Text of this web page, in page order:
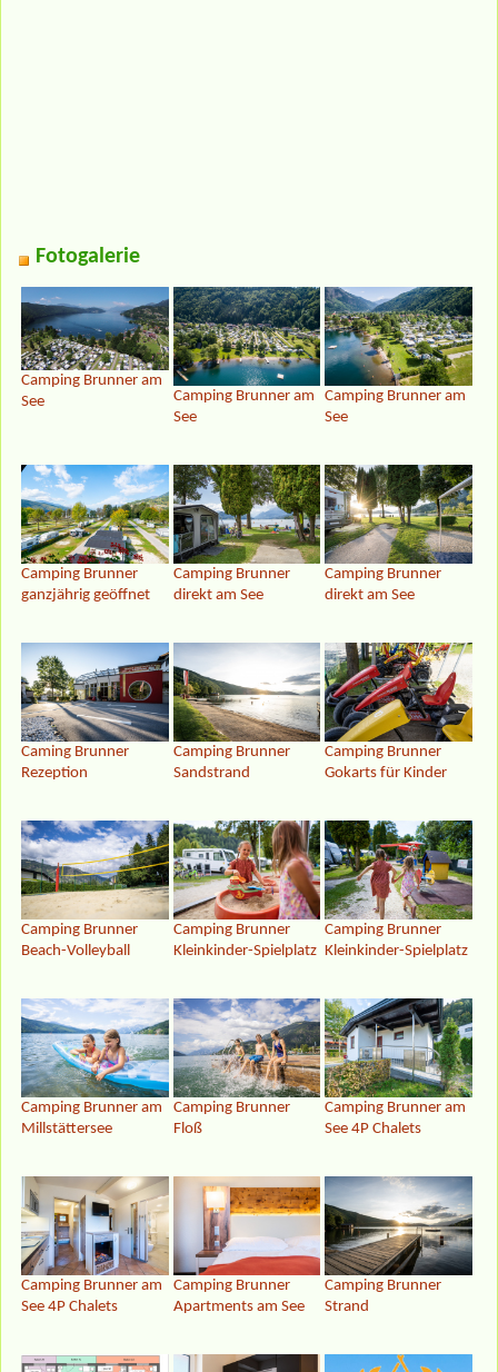
Fotogalerie
Camping Brunner am
See
Camping Brunner am
See
Camping Brunner am
See
Camping Brunner
ganzjährig geöffnet
Camping Brunner
direkt am See
Camping Brunner
direkt am See
Caming Brunner
Rezeption
Camping Brunner
Sandstrand
Camping Brunner
Gokarts für Kinder
Camping Brunner
Beach-Volleyball
Camping Brunner
Kleinkinder-Spielplatz
Camping Brunner
Kleinkinder-Spielplatz
Camping Brunner am
Millstättersee
Camping Brunner
Floß
Camping Brunner am
See 4P Chalets
Camping Brunner am
See 4P Chalets
Camping Brunner
Apartments am See
Camping Brunner
Strand